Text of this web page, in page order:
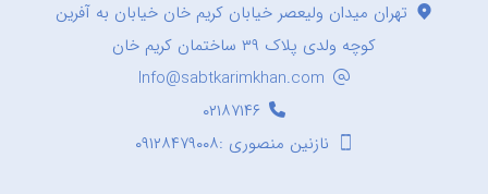
تهران میدان ولیعصر خیابان کریم خان خیابان به آفرین
کوچه ولدی پلاک ۳۹ ساختمان کریم خان
Info@sabtkarimkhan.com
۰۲۱۸۷۱۴۶
نازنین منصوری :۰۹۱۲۸۴۷۹۰۰۸